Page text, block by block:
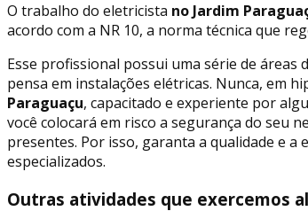
O trabalho do eletricista no Jardim
acordo com a NR 10, a norma técnica que
Esse profissional possui uma série de áreas
pensa em instalações elétricas. Nunca, em
Paraguaçu, capacitado e experiente por
você colocará em risco a segurança do seu
presentes. Por isso, garanta a qualidade e a
especializados.
Outras atividades que exercemos